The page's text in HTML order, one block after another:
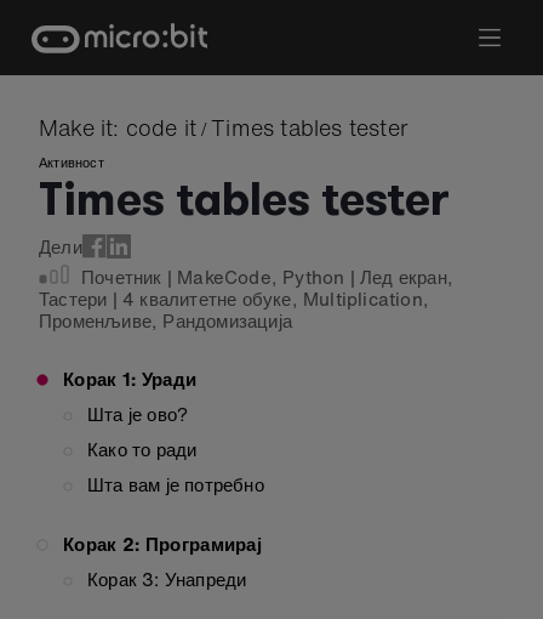
content
Make it: code it /Times tables tester
Активност
Times tables tester
Дели
Почетник | MakeCode, Python |Лед екран,
Тастери | 4 квалитетне обуке, Multiplication,
Променљиве, Рандомизација
Корак 1: Уради
Шта је ово?
Како то ради
Шта вам је потребно
Корак 2: Програмирај
Корак 3: Унапреди